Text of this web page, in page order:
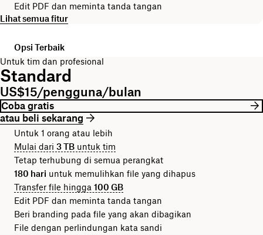
Edit PDF dan meminta tanda tangan
Lihat semua fitur
Opsi Terbaik
Untuk tim dan profesional
Standard
US$15/pengguna/bulan
Coba gratis
atau beli sekarang
Untuk 1 orang atau lebih
Mulai dari 3 TB untuk tim
Tetap terhubung di semua perangkat
180 hari untuk memulihkan file yang dihapus
Transfer file hingga 100 GB
Edit PDF dan meminta tanda tangan
Beri branding pada file yang akan dibagikan
File dengan perlindungan kata sandi